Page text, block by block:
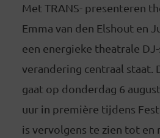
Met TRANS- presenteren
Emma van den Elshout en
een energieke theatrale
verandering centraal staat.
gaat op donderdag 6
uur in première tijdens
is vervolgens te zien tot en